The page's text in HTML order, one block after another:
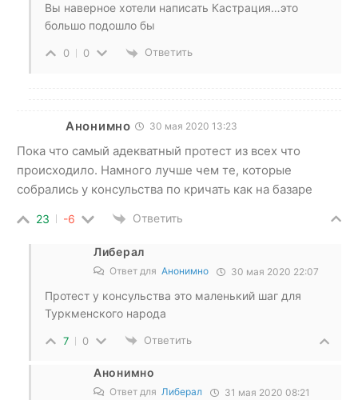
Вы наверное хотели написать Кастрация…это
большо подошло бы
0 0 Ответить
Анонимно 30 мая 2020 13:23
Пока что самый адекватный протест из всех что
происходило. Намного лучше чем те, которые
собрались у консульства по кричать как на базаре
23 -6 Ответить
Либерал
Ответ для Анонимно 30 мая 2020 22:07
Протест у консульства это маленький шаг для
Туркменского народа
7 0 Ответить
Анонимно
Ответ для Либерал 31 мая 2020 08:21